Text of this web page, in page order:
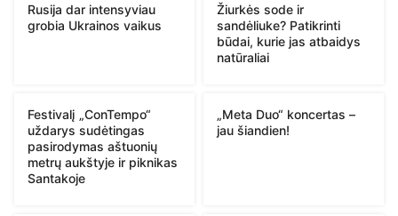
Rusija dar intensyviau
grobia Ukrainos vaikus
Žiurkės sode ir
sandėliuke? Patikrinti
būdai, kurie jas atbaidys
natūraliai
Festivalį „ConTempo“
uždarys sudėtingas
pasirodymas aštuonių
metrų aukštyje ir piknikas
Santakoje
„Meta Duo“ koncertas –
jau šiandien!